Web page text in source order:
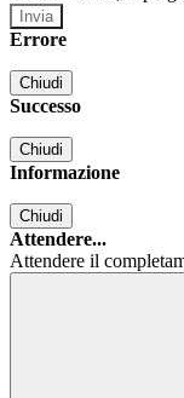
Errore
Chiudi
Successo
Chiudi
Informazione
Chiudi
Attendere...
Attendere il